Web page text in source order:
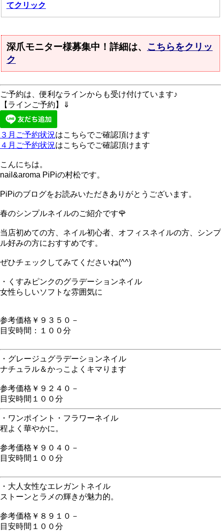
てクリック
深爪モニター様募集中！詳細は、 こちらをクリッ
ク
ご予約は、便利なラインからも受け付けています♪
【ラインご予約】⇓
３月ご予約状況はこちらでご確認頂けます
４月ご予約状況はこちらでご確認頂けます
こんにちは。
nail&aroma PiPiの村松です。
PiPiのブログをお読みいただきありがとうございます。
春のシンプルネイルのご紹介です🌹
当店初めての方、ネイル初心者、オフィスネイルの方、シンプ
ル好みの方におすすめです。
ぜひチェックしてみてくださいね(^^)
・くすみピンクのグラデーションネイル
女性らしいソフトな雰囲気に
参考価格￥９３５０－
目安時間：１００分
・グレージュグラデーションネイル
ナチュラル＆かっこよくキマります
参考価格￥９２４０－
目安時間１００分
・ワンポイント・フラワーネイル
程よく華やかに。
参考価格￥９０４０－
目安時間１００分
・大人女性なエレガントネイル
ストーンとラメの輝きが魅力的。
参考価格￥８９１０－
目安時間１００分